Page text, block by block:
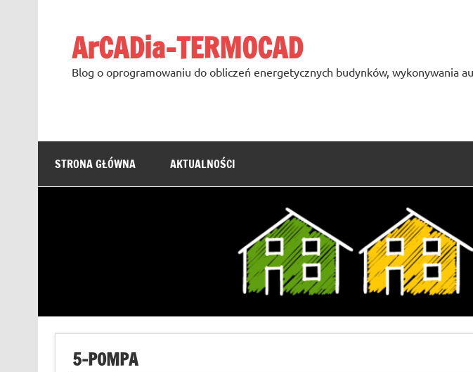
ArCADia-TERMOCAD
Blog o oprogramowaniu do obliczeń energetycznych budynków, wykonywania
STRONA GŁÓWNA AKTUALNOŚCI
5-POMPA